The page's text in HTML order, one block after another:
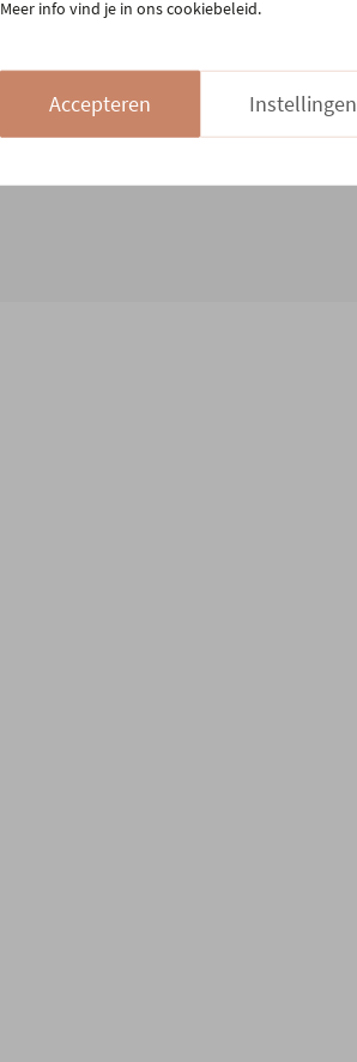
Meer info vind je in ons cookiebeleid.
Accepteren Instellingen